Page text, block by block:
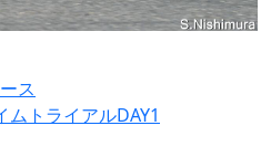
ス
トライアルDAY1